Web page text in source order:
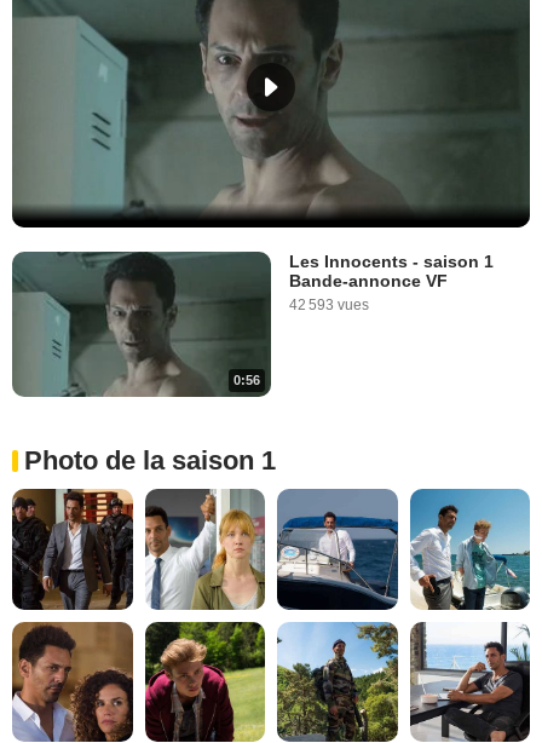
0:56
Les Innocents - saison 1
Bande-annonce VF
42 593 vues
Photo de la saison 1